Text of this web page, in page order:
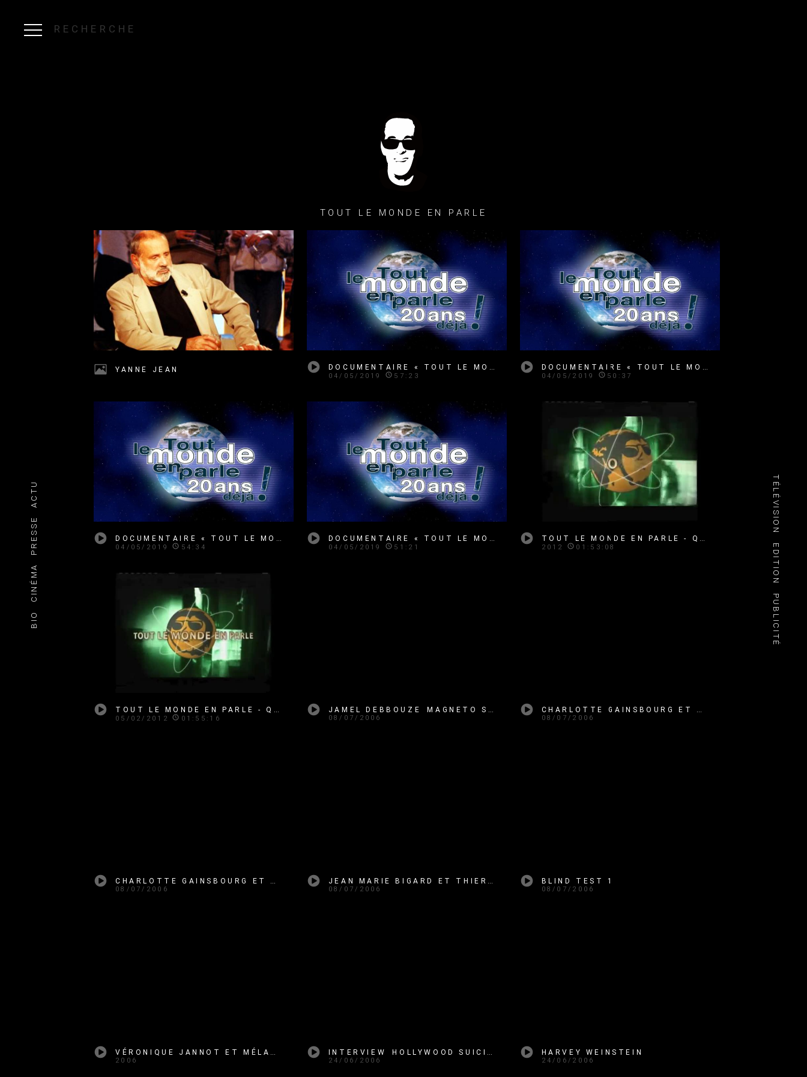
RECHERCHE
TÉLÉVISION
EDITION
PUBLICITÉ
BIO
CINÉMA
PRESSE
ACTU
TOUT LE MONDE EN PARLE
YANNE JEAN DOCUMENTAIRE « TOUT LE MONDE EN PARLE : 20 ANS DÉJÀ ! » (ÉPISODES 1)
04/05/2019 57:23
DOCUMENTAIRE « TOUT LE MONDE EN PARLE : 20 ANS DÉJÀ ! » (ÉPISODES 2)
04/05/2019 50:37
DOCUMENTAIRE « TOUT LE MONDE EN PARLE : 20 ANS DÉJÀ ! » (ÉPISODES 3)
04/05/2019 54:34
DOCUMENTAIRE « TOUT LE MONDE EN PARLE : 20 ANS DÉJÀ ! » (ÉPISODES 4)
04/05/2019 51:21
TOUT LE MONDE EN PARLE - QUEBEC - AVRIL-2012
2012 01:53:08
TOUT LE MONDE EN PARLE - QUEBEC - 05-02-2012
05/02/2012 01:55:16
JAMEL DEBBOUZE MAGNETO SERGE
08/07/2006
CHARLOTTE GAINSBOURG ET ALAIN CHABAT MAGNETO SERGE
08/07/2006
CHARLOTTE GAINSBOURG ET ALAIN CHABAT MAGNETO SERGE
08/07/2006
JEAN MARIE BIGARD ET THIERRY ARDISSON MAGNETO SERGE
08/07/2006
BLIND TEST 1
08/07/2006
VÉRONIQUE JANNOT ET MÉLANIE MAUDRAN MAGNETO SERGE
2006
INTERVIEW HOLLYWOOD SUICIDE
24/06/2006
HARVEY WEINSTEIN
24/06/2006